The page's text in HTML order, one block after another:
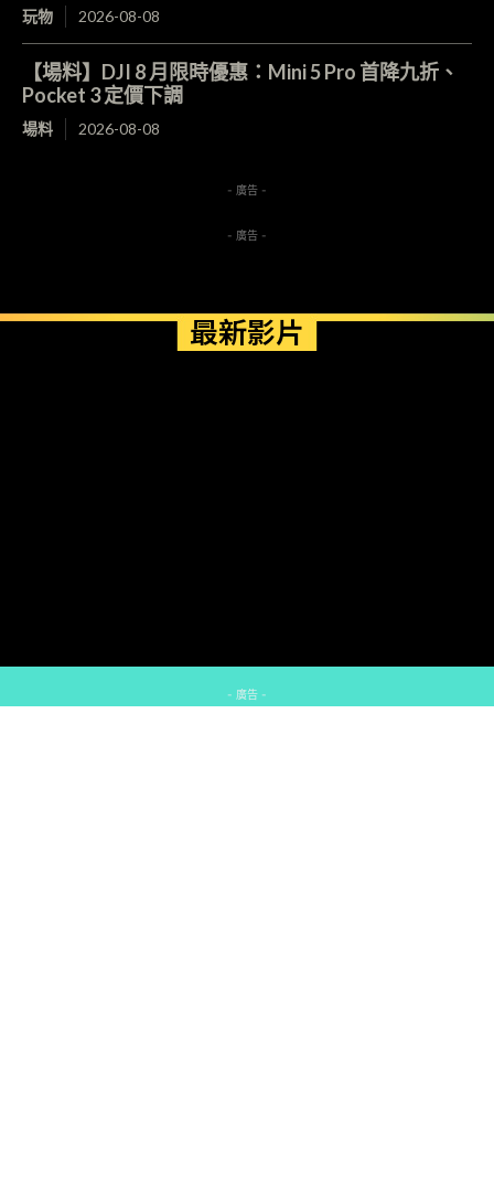
玩物 2026-08-08
【場料】DJI 8 月限時優惠：Mini 5 Pro 首降九折、
Pocket 3 定價下調
場料 2026-08-08
- 廣告 -
- 廣告 -
最新影片
- 廣告 -